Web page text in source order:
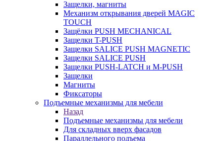
Защелки, магниты
Механизм открывания дверей MAGIC
TOUCH
Защёлки PUSH MECHANICAL
Защелки T-PUSH
Защелки SALICE PUSH MAGNETIC
Защелки SALICE PUSH
Защелки PUSH-LATCH и M-PUSH
Защелки
Магниты
Фиксаторы
Подъемные механизмы для мебели
Назад
Подъемные механизмы для мебели
Для складных вверх фасадов
Параллельного подъема